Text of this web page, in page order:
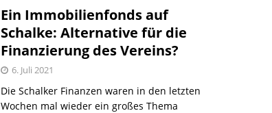
Ein Immobilienfonds auf
Schalke: Alternative für die
Finanzierung des Vereins?
6. Juli 2021
Die Schalker Finanzen waren in den letzten
Wochen mal wieder ein großes Thema